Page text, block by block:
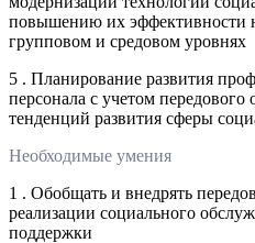
повышению их эффективности
групповом и средовом уровнях
5 . Планирование развития
персонала с учетом
тенденций развития сферы
Необходимые умения
1 . Обобщать и внедрять
реализации социального
поддержки